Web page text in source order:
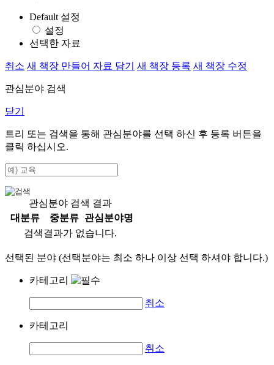
Default 설정
설정
선택한 자료
취소 새 책장 만들어 자료 담기 새 책장 등록 새 책장 수정
관심분야 검색
닫기
트리 또는 검색을 통해 관심분야를 선택 하신 후 등록 버튼을
클릭 하십시오.
관심분야 검색 결과
대분류
중분류
관심분야명
검색결과가 없습니다.
선택된 분야 (선택분야는 최소 하나 이상 선택 하셔야 합니다.)
카테고리
취소
카테고리
취소